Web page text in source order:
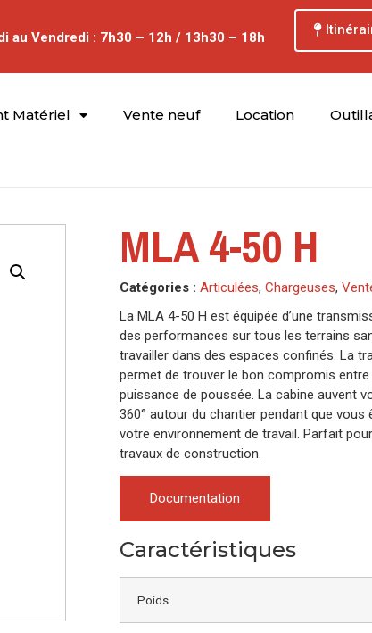
au Vendredi : 7h30 – 12h / 13h30 – 18h
Matériel Vente neuf Location
MLA 4-50 H
Catégories : Articulées, Chargeuses,
La MLA 4-50 H est équipée d’une
des performances sur tous les terrains
travailler dans des espaces confinés. La
permet de trouver le bon compromis
puissance de poussée. La cabine auvent
360° autour du chantier pendant que
votre environnement de travail. Parfait
travaux de construction.
Documentation
Caractéristiques
Poids